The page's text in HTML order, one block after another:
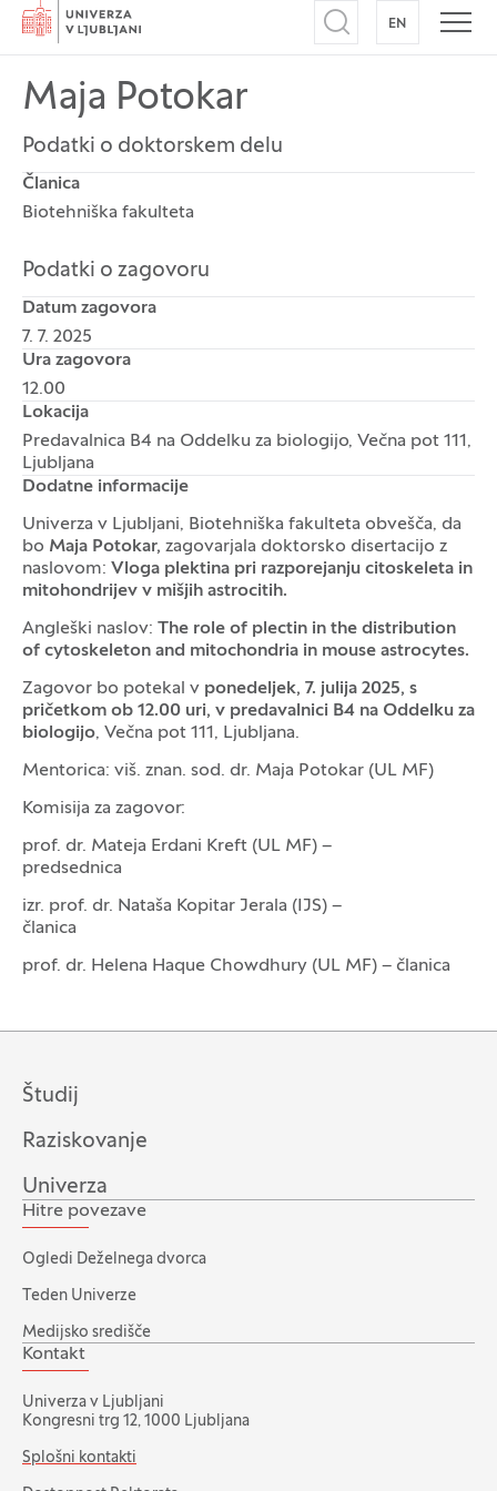
Domov
Odpri iskalnik
EN NA
Maja Potokar
Podatki o doktorskem delu
Članica
Biotehniška fakulteta
Podatki o zagovoru
Datum zagovora
7. 7. 2025
Ura zagovora
12.00
Lokacija
Predavalnica B4 na Oddelku za biologijo, Večna pot 111,
Ljubljana
Dodatne informacije
Univerza v Ljubljani, Biotehniška fakulteta obvešča, da
bo Maja Potokar, zagovarjala doktorsko disertacijo z
naslovom: Vloga plektina pri razporejanju citoskeleta in
mitohondrijev v mišjih astrocitih.
Angleški naslov: The role of plectin in the distribution
of cytoskeleton and mitochondria in mouse astrocytes.
Zagovor bo potekal v ponedeljek, 7. julija 2025, s
pričetkom ob 12.00 uri, v predavalnici B4 na Oddelku za
biologijo, Večna pot 111, Ljubljana.
Mentorica: viš. znan. sod. dr. Maja Potokar (UL MF)
Komisija za zagovor:
prof. dr. Mateja Erdani Kreft (UL MF) –
predsednica
izr. prof. dr. Nataša Kopitar Jerala (IJS) –
članica
prof. dr. Helena Haque Chowdhury (UL MF) – članica
Študij
Raziskovanje
Univerza
Hitre povezave
Ogledi Deželnega dvorca
Teden Univerze
Medijsko središče
Kontakt
Univerza v Ljubljani
Kongresni trg 12, 1000 Ljubljana
Splošni kontakti